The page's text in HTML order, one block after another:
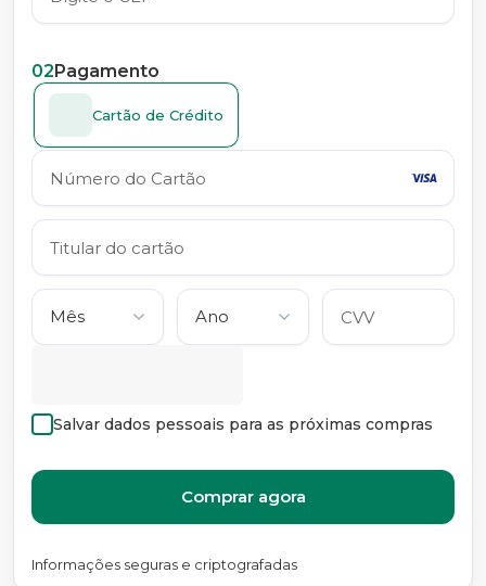
02Pagamento
Cartão de Crédito
Salvar dados pessoais para as próximas compras
Comprar agora
Informações seguras e criptografadas